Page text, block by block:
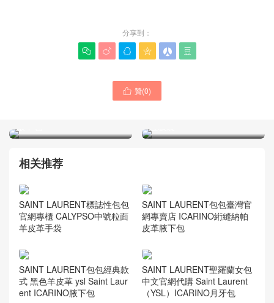
分享到：
     
 贊(0)
United Arab Emirates官網
腋下包
SAINT LAURENT聖羅蘭品
垃圾袋
相关推荐
SAINT LAURENT標誌性包包
官網專櫃 CALYPSO中號粒面
羊皮革手袋
SAINT LAURENT包包臺灣官
網專賣店 ICARINO絎縫納帕
皮革腋下包
SAINT LAURENT包包經典款
式 黑色羊皮革 ysl Saint Laur
ent ICARINO腋下包
SAINT LAURENT聖羅蘭女包
中文官網代購 Saint Laurent
（YSL）ICARINO月牙包